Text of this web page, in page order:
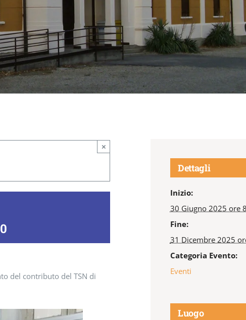
×
del contributo del TSN di
Dettagli
Inizio:
30 Giugno 2025 ore
Fine:
31 Dicembre 2025
Categoria Evento:
Eventi
Luogo